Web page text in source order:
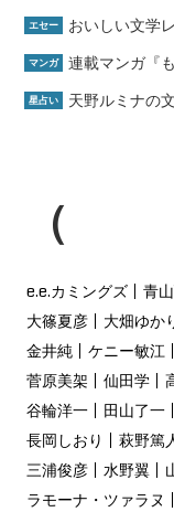
エセー おいしい文学
マンガ 連載マンガ『
星占い 天野ルミナの
e.e.カミングズ 青
大篠夏彦
大畑ゆか
金井純
ケニー敏江
菅原美架
仙田学
谷輪洋一
田山了一
長岡しおり
萩野篤
三浦俊彦
水野翼
ラモーナ・ツァラヌ